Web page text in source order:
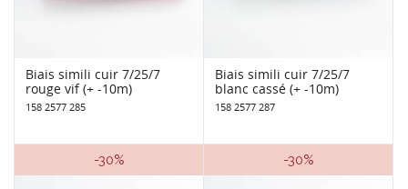
Biais simili cuir 7/25/7
rouge vif (+ -10m)
158 2577 285
Biais simili cuir 7/25/7
blanc cassé (+ -10m)
158 2577 287
-30% -30%